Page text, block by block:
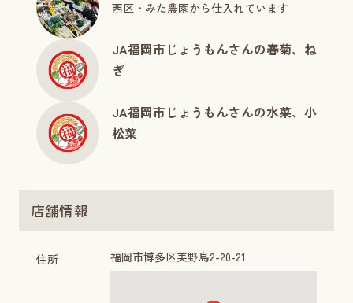
西区・みた農園から仕入れています
JA福岡市じょうもんさんの春菊、ね
ぎ
JA福岡市じょうもんさんの水菜、小
松菜
店舗情報
住所 福岡市博多区美野島2-20-21